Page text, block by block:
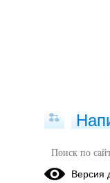
Версия